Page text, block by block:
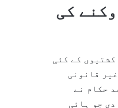
کی
کے کئی
جس میں غیر قانونی
حکام نے
جو ہائی